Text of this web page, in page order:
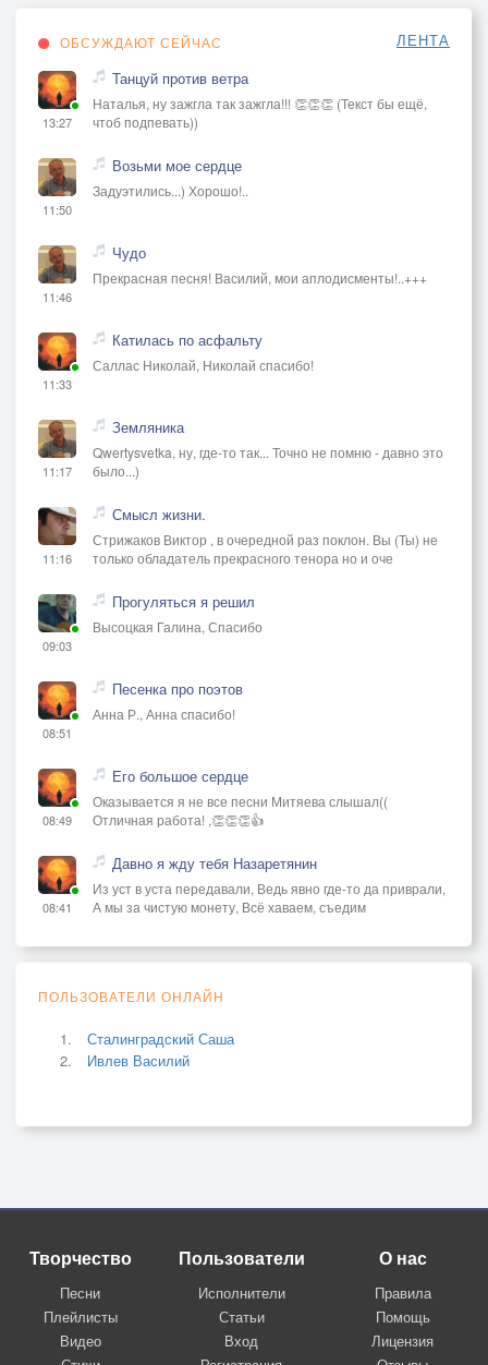
ОБСУЖДАЮТ СЕЙЧАС ЛЕНТА
13:27
Танцуй против ветра
Наталья, ну зажгла так зажгла!!! 👏👏👏 (Текст бы ещё,
чтоб подпевать))
11:50
Возьми мое сердце
Задуэтились...) Хорошо!..
11:46
Чудо
Прекрасная песня! Василий, мои аплодисменты!..+++
11:33
Катилась по асфальту
Саллас Николай, Николай спасибо!
11:17
Земляника
Qwertysvetka, ну, где-то так... Точно не помню - давно это
было...)
11:16
Смысл жизни.
Стрижаков Виктор , в очередной раз поклон. Вы (Ты) не
только обладатель прекрасного тенора но и оче
09:03
Прогуляться я решил
Высоцкая Галина, Спасибо
08:51
Песенка про поэтов
Анна Р., Анна спасибо!
08:49
Его большое сердце
Оказывается я не все песни Митяева слышал((
Отличная работа! ,👏👏👏👍
08:41
Давно я жду тебя Назаретянин
Из уст в уста передавали, Ведь явно где-то да приврали,
А мы за чистую монету, Всё хаваем, съедим
ПОЛЬЗОВАТЕЛИ ОНЛАЙН
Сталинградский Саша
Ивлев Василий
Творчество
Песни
Плейлисты
Видео
Пользователи
Исполнители
Статьи
Вход
О нас
Правила
Помощь
Лицензия